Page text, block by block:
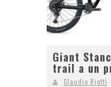
Giant
trail a un
Claudio Riotti